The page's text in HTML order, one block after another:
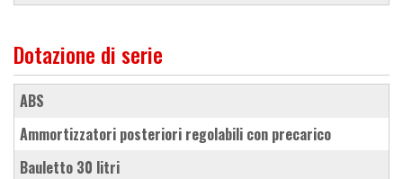
Dotazione di serie
ABS
ammortizzatori posteriori regolabili con precarico
bauletto 30 litri